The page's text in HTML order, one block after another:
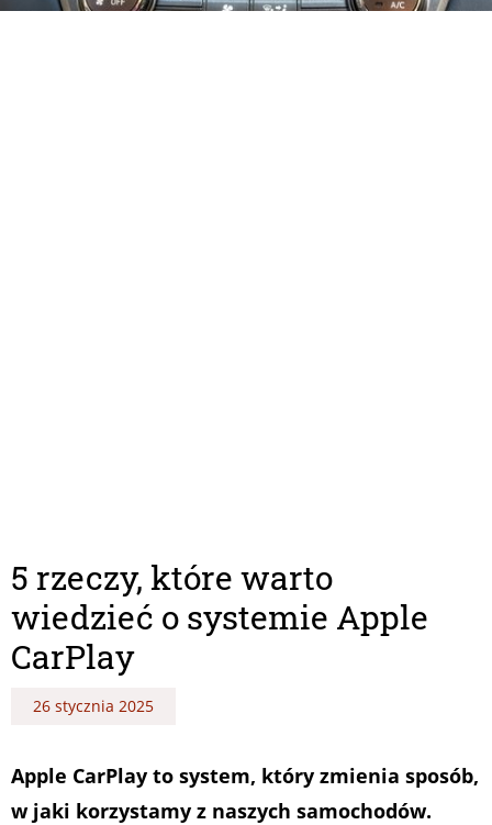
5 rzeczy, które warto
wiedzieć o systemie Apple
CarPlay
26 stycznia 2025
Apple CarPlay to system, który zmienia sposób,
w jaki korzystamy z naszych samochodów.